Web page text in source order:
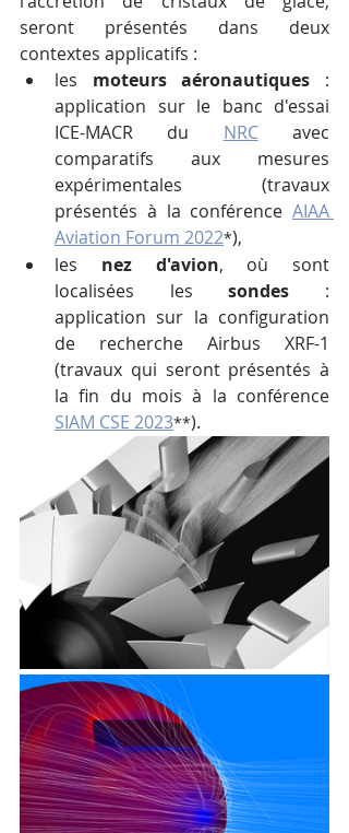
seront présentés dans deux
contextes applicatifs :
les moteurs aéronautiques :
application sur le banc d'essai
ICE-MACR du NRC avec
comparatifs aux mesures
expérimentales (travaux
présentés à la conférence AIAA
Aviation Forum 2022*),
les nez d'avion, où sont
localisées les sondes :
application sur la configuration
de recherche Airbus XRF-1
(travaux qui seront présentés à
SIAM CSE 2023**).